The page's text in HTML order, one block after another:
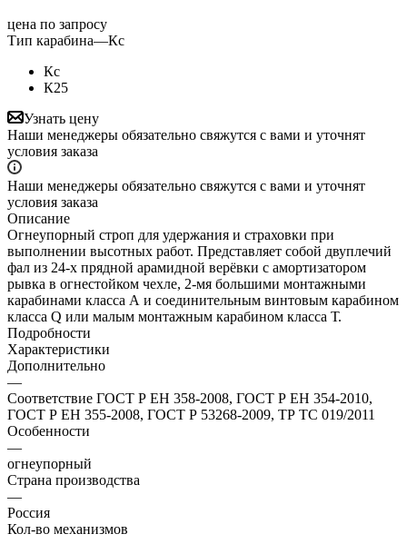
цена по запросу
Тип карабина—Кс
Кс
К25
Узнать цену
Наши менеджеры обязательно свяжутся с вами и уточнят
условия заказа
Наши менеджеры обязательно свяжутся с вами и уточнят
условия заказа
Описание
Огнеупорный строп для удержания и страховки при
выполнении высотных работ. Представляет собой двуплечий
фал из 24-х прядной арамидной верёвки с амортизатором
рывка в огнестойком чехле, 2-мя большими монтажными
карабинами класса А и соединительным винтовым карабином
класса Q или малым монтажным карабином класса Т.
Подробности
Характеристики
Дополнительно
—
Соответствие ГОСТ Р ЕН 358-2008, ГОСТ Р ЕН 354-2010,
ГОСТ Р ЕН 355-2008, ГОСТ Р 53268-2009, ТР ТС 019/2011
Особенности
—
огнеупорный
Страна производства
—
Россия
Кол-во механизмов